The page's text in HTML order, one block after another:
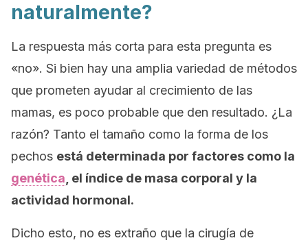
naturalmente?
La respuesta más corta para esta pregunta es
«no». Si bien hay una amplia variedad de métodos
que prometen ayudar al crecimiento de las
mamas, es poco probable que den resultado. ¿La
razón? Tanto el tamaño como la forma de los
pechos está determinada por factores como la
genética , el índice de masa corporal y la
actividad hormonal.
Dicho esto, no es extraño que la cirugía de